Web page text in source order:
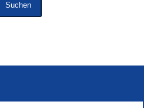
Suchen
(Volltextsuche)